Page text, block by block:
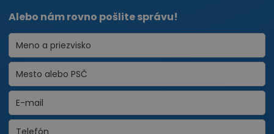
Alebo nám rovno pošlite správu!